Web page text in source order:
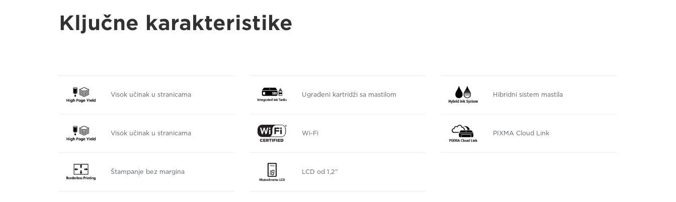
Ključne karakteristike
Visok učinak u stranicama Ugrađeni kartridži sa mastilom Hibridni sistem mastila
Visok učinak u stranicama Wi-Fi PIXMA Cloud Link
Štampanje bez margina LCD od 1,2”